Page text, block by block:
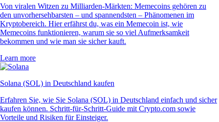
Von viralen Witzen zu Milliarden-Märkten: Memecoins gehören zu
den unvorhersehbarsten – und spannendsten – Phänomenen im
Kryptobereich. Hier erfährst du, was ein Memecoin ist, wie
Memecoins funktionieren, warum sie so viel Aufmerksamkeit
bekommen und wie man sie sicher kauft.
Learn more
Solana (SOL) in Deutschland kaufen
Erfahren Sie, wie Sie Solana (SOL) in Deutschland einfach und sicher
kaufen können. Schritt-für-Schritt-Guide mit Crypto.com sowie
Vorteile und Risiken für Einsteiger.